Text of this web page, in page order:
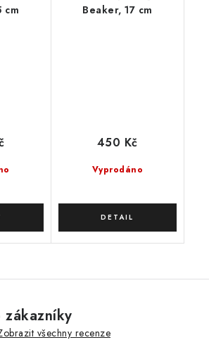
cm
Beaker, 17 cm
Vyprodáno
450 Kč
zákazníky
všechny recenze